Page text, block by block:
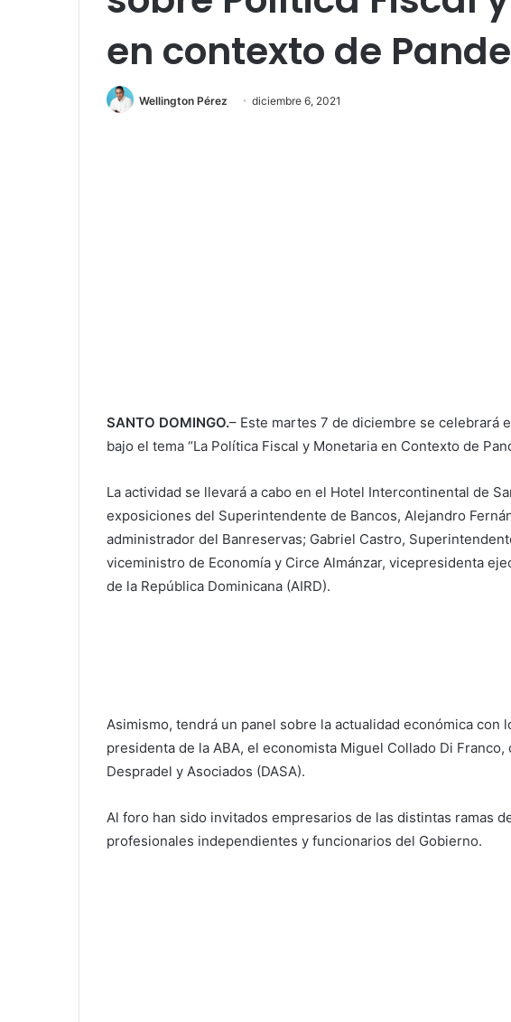
en contexto de
Wellington Pérez diciembre 6, 2021
SANTO DOMINGO.– Este martes 7 de diciembre se celebrará
bajo el tema “La Política Fiscal y Monetaria en Contexto de
La actividad se llevará a cabo en el Hotel Intercontinental de
exposiciones del Superintendente de Bancos, Alejandro
administrador del Banreservas; Gabriel Castro,
viceministro de Economía y Circe Almánzar, vicepresidenta
de la República Dominicana (AIRD).
Asimismo, tendrá un panel sobre la actualidad económica con
presidenta de la ABA, el economista Miguel Collado Di Franco,
Despradel y Asociados (DASA).
Al foro han sido invitados empresarios de las distintas ramas
profesionales independientes y funcionarios del Gobierno.